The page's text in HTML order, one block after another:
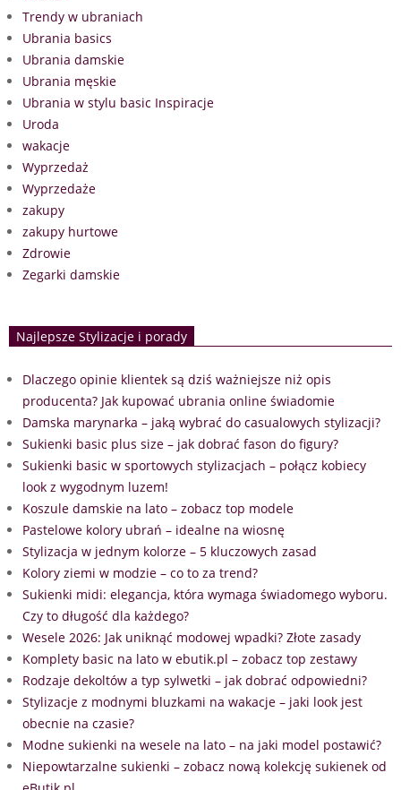
Trendy w ubraniach
Ubrania basics
Ubrania damskie
Ubrania męskie
Ubrania w stylu basic Inspiracje
Uroda
wakacje
Wyprzedaż
Wyprzedaże
zakupy
zakupy hurtowe
Zdrowie
Zegarki damskie
Najlepsze Stylizacje i porady
Dlaczego opinie klientek są dziś ważniejsze niż opis
producenta? Jak kupować ubrania online świadomie
Damska marynarka – jaką wybrać do casualowych stylizacji?
Sukienki basic plus size – jak dobrać fason do figury?
Sukienki basic w sportowych stylizacjach – połącz kobiecy
look z wygodnym luzem!
Koszule damskie na lato – zobacz top modele
Pastelowe kolory ubrań – idealne na wiosnę
Stylizacja w jednym kolorze – 5 kluczowych zasad
Kolory ziemi w modzie – co to za trend?
Sukienki midi: elegancja, która wymaga świadomego wyboru.
Czy to długość dla każdego?
Wesele 2026: Jak uniknąć modowej wpadki? Złote zasady
Komplety basic na lato w ebutik.pl – zobacz top zestawy
Rodzaje dekoltów a typ sylwetki – jak dobrać odpowiedni?
Stylizacje z modnymi bluzkami na wakacje – jaki look jest
obecnie na czasie?
Modne sukienki na wesele na lato – na jaki model postawić?
Niepowtarzalne sukienki – zobacz nową kolekcję sukienek od